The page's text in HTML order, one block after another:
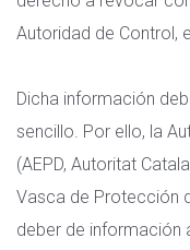
Autoridad de Control,
Dicha información
sencillo. Por ello, la
(AEPD, Autoritat
Vasca de Protección
deber de información